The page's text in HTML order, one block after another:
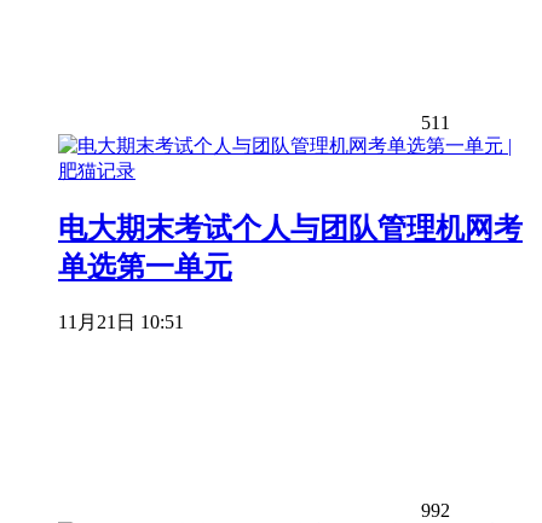
511
电大期末考试个人与团队管理机网考
单选第一单元
11月21日 10:51
992